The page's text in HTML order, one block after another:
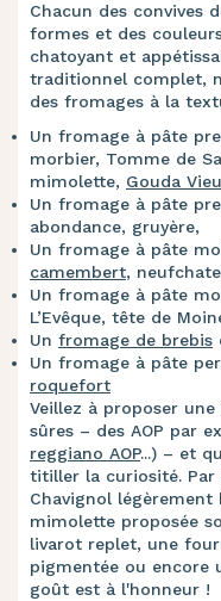
Chacun des convives
formes et des
chatoyant et
traditionnel complet,
des fromages à la
Un fromage à pâte
morbier, Tomme de
mimolette, Gouda
Un fromage à pâte
abondance, gruyère,
Un fromage à pâte
camembert,
Un fromage à pâte
L’Evêque, tête de
Un fromage de brebis
Un fromage à pâte
roquefort
Veillez à proposer
sûres – des AOP par
reggiano AOP...) – et
titiller la curiosité. Par
Chavignol
mimolette proposée
livarot replet, une
pigmentée ou encore
goût est à l'honneur !